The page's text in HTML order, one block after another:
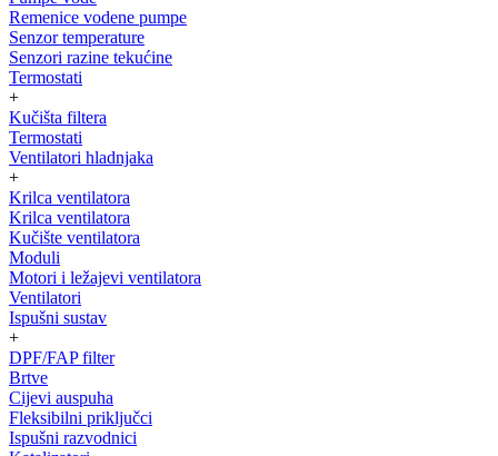
Remenice vodene pumpe
Senzor temperature
Senzori razine tekućine
Termostati
+
Kučišta filtera
Termostati
Ventilatori hladnjaka
+
Krilca ventilatora
Krilca ventilatora
Kučište ventilatora
Moduli
Motori i ležajevi ventilatora
Ventilatori
Ispušni sustav
+
DPF/FAP filter
Brtve
Cijevi auspuha
Fleksibilni priključci
Ispušni razvodnici